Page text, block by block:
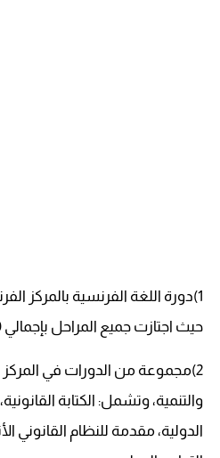
1)دورة اللغة الفرنسية بالمركز
حيث اجتازت جميع المراحل بإجمالي 470 ساعة تدريب.
2)مجموعة من الدورات في المركز
والتنمية، وتشمل: الكتابة
الدولية، مقدمة للنظام القانوني